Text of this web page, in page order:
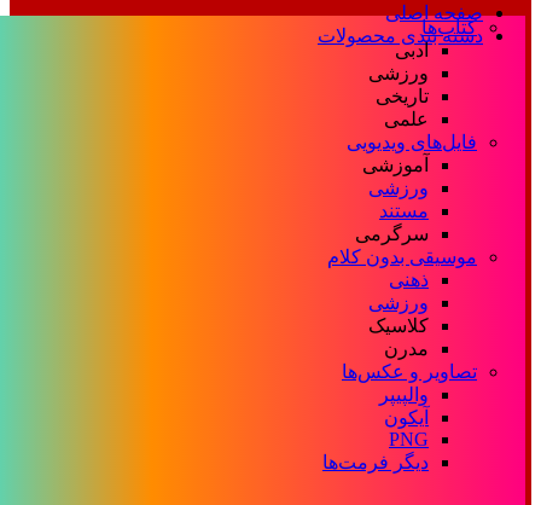
صفحه اصلی
دسته بندی محصولات
کتاب‌ها
ادبی
ورزشی
تاریخی
علمی
فایل‌های ویدیویی
آموزشی
ورزشی
مستند
سرگرمی
موسیقی بدون کلام
ذهنی
ورزشی
کلاسیک
مدرن
تصاویر و عکس‌ها
والپیپر
آیکون
PNG
دیگر فرمت‌ها